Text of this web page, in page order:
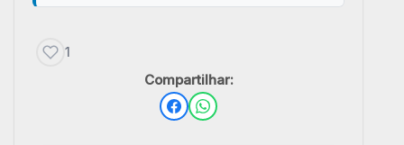
1
Compartilhar: